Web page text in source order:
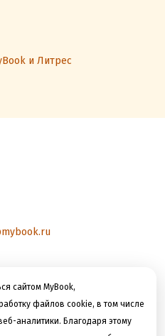
сайтом MyBook,
файлов cookie, в том числе
аналитики. Благодаря этому
и Литрес